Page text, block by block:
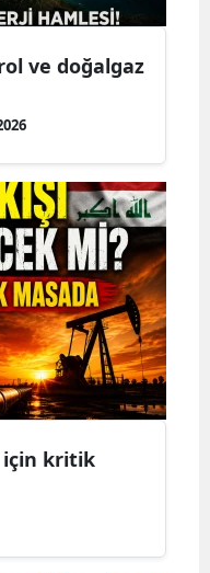
ve doğalgaz
için kritik